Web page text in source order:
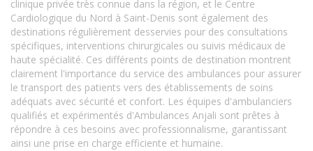
clinique privée très connue dans la région, et le Centre
Cardiologique du Nord à Saint-Denis sont également des
destinations régulièrement desservies pour des consultations
spécifiques, interventions chirurgicales ou suivis médicaux de
haute spécialité. Ces différents points de destination montrent
clairement l'importance du service des ambulances pour assurer
le transport des patients vers des établissements de soins
adéquats avec sécurité et confort. Les équipes d'ambulanciers
qualifiés et expérimentés d'Ambulances Anjali sont prêtes à
répondre à ces besoins avec professionnalisme, garantissant
ainsi une prise en charge efficiente et humaine.